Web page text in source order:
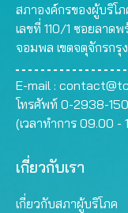
สภาองค์กรของผู้บริโ
เลขที่ 110/1 ซอยลาด
จอมพล เขตจตุจักรก
E-mail :
โทรศัพท์ 0-2938-
(เวลาทำการ 09.00 -
เกี่ยวกับเรา
เกี่ยวกับสภาผู้บริโภค